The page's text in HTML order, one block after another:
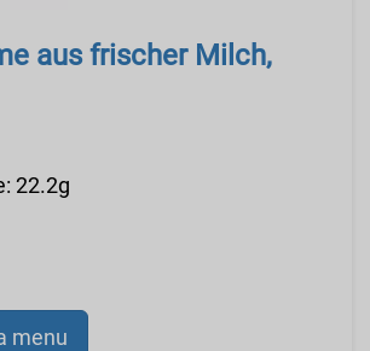
aus frischer Milch,
22.2g
menu